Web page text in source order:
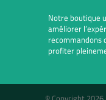
Notre boutique
améliorer
recommandons
profiter